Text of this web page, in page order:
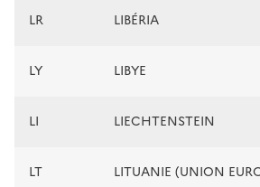
LR LIBÉRIA
LY LIBYE
LI LIECHTENSTEIN
LT LITUANIE (UNION